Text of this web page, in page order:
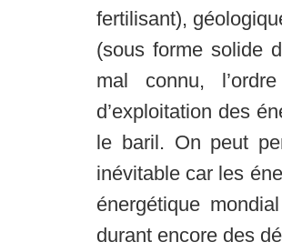
fertilisant),
(sous forme solide
mal connu,
d’exploitation des
le baril. On peut
inévitable car les
énergétique
durant encore des